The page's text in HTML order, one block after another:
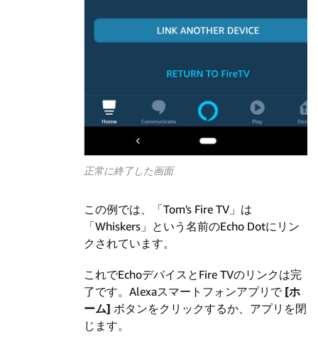
正常に終了した画面
この例では、「Tom's Fire TV」は
「Whiskers」という名前のEcho Dotにリン
クされています。
これでEchoデバイスとFire TVのリンクは完
了です。Alexaスマートフォンアプリで [ホ
ーム] ボタンをクリックするか、アプリを閉
じます。